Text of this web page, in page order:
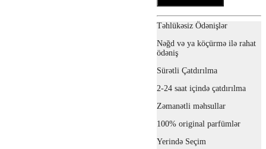
Təhlükəsiz Ödənişlər
Nəğd və ya köçürmə ilə rahat
ödəniş
Sürətli Çatdırılma
2-24 saat içində çatdırılma
Zəmanətli məhsullar
100% original parfümlər
Yerində Seçim